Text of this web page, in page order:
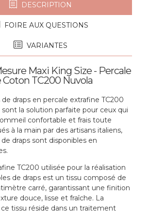
DESCRIPTION
FOIRE AUX QUESTIONS
VARIANTES
Maxi King Size - Percale
Coton TC200 Nuvola
draps en percale extrafine TC200
la solution parfaite pour ceux qui
confortable et frais toute
à la main par des artisans italiens,
draps sont disponibles en
TC200 utilisée pour la réalisation
de draps est un tissu composé de
carré, garantissant une finition
douce, lisse et fraîche. La
tissu réside dans un traitement